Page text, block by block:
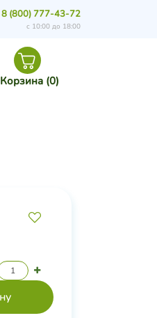
Корзина (0)
8 (800) 777-43-72
с 10:00 до 18:00